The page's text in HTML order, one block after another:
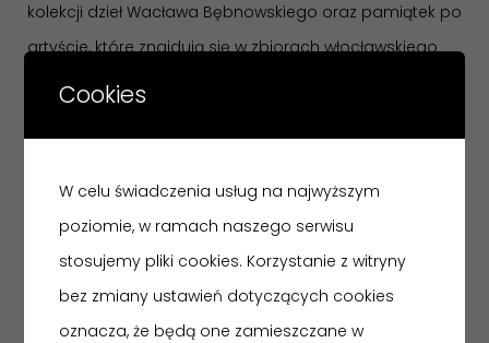
kolekcji dzieł Wacława Bębnowskiego oraz pamiątek po
artyście, które znajdują się w zbiorach włocławskiego
muzeum przybliżała życie i dorobek jednego z
W 2023 r., realizując plany wystawiennicze muzeum, w
miejscu ekspozycji poświęconej Wacławowi
Bębnowskiemu zostanie udostępniona „Kujawska
galeria sztuki polskiej XIX i pocz. XX w.”
Cookies
W celu świadczenia usług na najwyższym
poziomie, w ramach naszego serwisu
stosujemy pliki cookies. Korzystanie z witryny
bez zmiany ustawień dotyczących cookies
oznacza, że będą one zamieszczane w